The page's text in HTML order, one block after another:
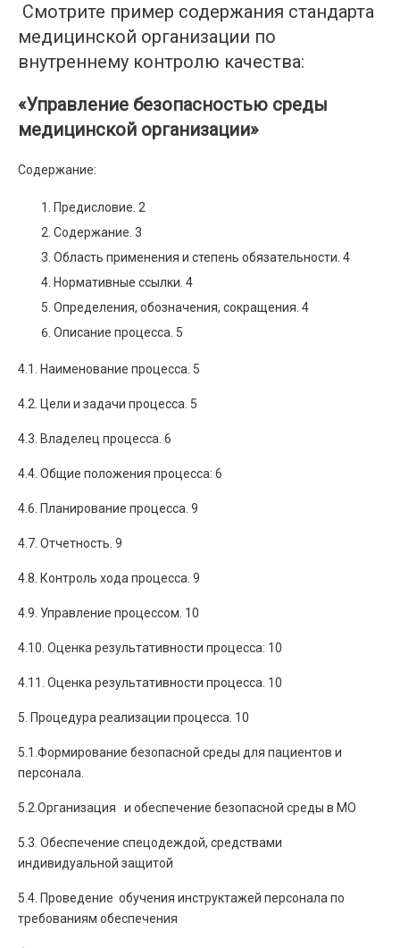
Смотрите пример содержания стандарта
медицинской организации по
внутреннему контролю качества:
«Управление безопасностью среды
медицинской организации»
Содержание:
Предисловие. 2
Содержание. 3
Область применения и степень обязательности. 4
Нормативные ссылки. 4
Определения, обозначения, сокращения. 4
Описание процесса. 5
4.1. Наименование процесса. 5
4.2. Цели и задачи процесса. 5
4.3. Владелец процесса. 6
4.4. Общие положения процесса: 6
4.6. Планирование процесса. 9
4.7. Отчетность. 9
4.8. Контроль хода процесса. 9
4.9. Управление процессом. 10
4.10. Оценка результативности процесса: 10
4.11. Оценка результативности процесса. 10
5. Процедура реализации процесса. 10
5.1.Формирование безопасной среды для пациентов и
персонала.
5.2.Организация и обеспечение безопасной среды в МО
5.3. Обеспечение спецодеждой, средствами
индивидуальной защитой
5.4. Проведение обучения инструктажей персонала по
требованиям обеспечения